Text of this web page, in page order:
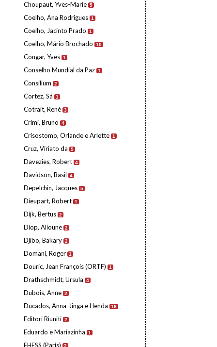
Choupaut, Yves-Marie 5
Coelho, Ana Rodrigues 1
Coelho, Jacinto Prado 1
Coelho, Mário Brochado 10
Congar, Yves 1
Conselho Mundial da Paz 1
Consilium 2
Cortez, Sá 1
Cotrait, René 3
Crimi, Bruno 4
Crisostomo, Orlande e Arlette 1
Cruz, Viriato da 5
Davezies, Robert 4
Davidson, Basil 4
Depelchin, Jacques 5
Dieupart, Robert 1
Dijk, Bertus 2
Diop, Alioune 2
Djibo, Bakary 2
Domani, Roger 1
Douric, Jean François (ORTF) 1
Drathschmidt, Ursula 4
Dubois, Anne 2
Ducados, Anna-Jinga e Henda 16
Editori Riuniti 2
Eduardo e Mariazinha 1
EHESS (Paris) 2